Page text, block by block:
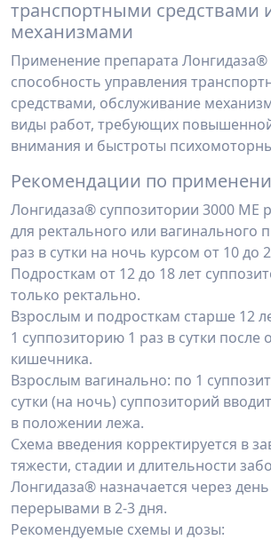
транспортными средствами
механизмами
Применение препарата Лонгидаза®
способность управления
средствами, обслуживание
виды работ, требующих
внимания и быстроты
Рекомендации по
Лонгидаза® суппозитории 3000 ME
для ректального или ваги­нального
раз в сутки на ночь курсом от 10 до
Подросткам от 12 до 18 лет
только ректально.
Взрослым и подросткам старше 12
1 суппозиторию 1 раз в сут­ки
кишечника.
Взрослым вагинально: по 1
сутки (на ночь) суппозиторий
в положении лежа.
Схема введения корректируется в
тяжести, стадии и длительности
Лонгидаза® назначается через
перерывами в 2-3 дня.
Рекомендуемые схемы и дозы: